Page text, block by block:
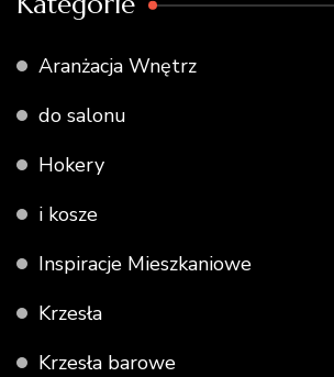
Aranżacja Wnętrz
do salonu
Hokery
i kosze
Inspiracje Mieszkaniowe
Krzesła
Krzesła barowe